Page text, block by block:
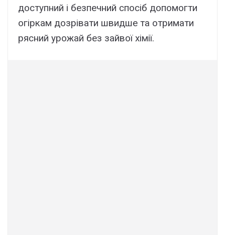
доступний і безпечний спосіб допомогти
огіркам дозрівати швидше та отримати
рясний урожай без зайвої хімії.